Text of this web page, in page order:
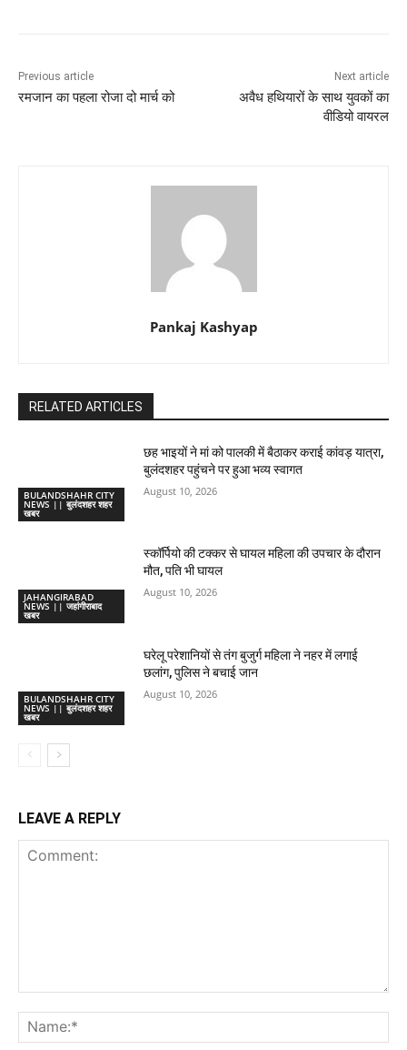
Previous article
रमजान का पहला रोजा दो मार्च को
Next article
अवैध हथियारों के साथ युवकों का
वीडियो वायरल
Pankaj Kashyap
RELATED ARTICLES
BULANDSHAHR CITY
NEWS || बुलंदशहर शहर
खबर
छह भाइयों ने मां को पालकी में बैठाकर कराई कांवड़ यात्रा,
बुलंदशहर पहुंचने पर हुआ भव्य स्वागत
August 10, 2026
JAHANGIRABAD
NEWS || जहांगीराबाद
खबर
स्कॉर्पियो की टक्कर से घायल महिला की उपचार के दौरान
मौत, पति भी घायल
August 10, 2026
BULANDSHAHR CITY
NEWS || बुलंदशहर शहर
खबर
घरेलू परेशानियों से तंग बुजुर्ग महिला ने नहर में लगाई
छलांग, पुलिस ने बचाई जान
August 10, 2026
LEAVE A REPLY